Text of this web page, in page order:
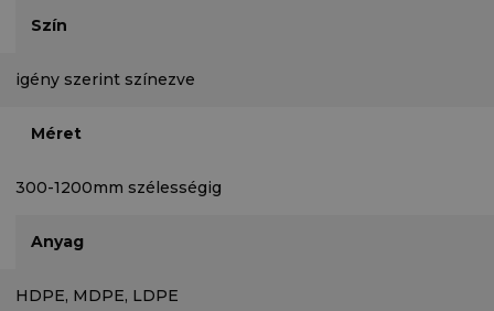
Szín
igény szerint színezve
Méret
300-1200mm szélességig
Anyag
HDPE, MDPE, LDPE